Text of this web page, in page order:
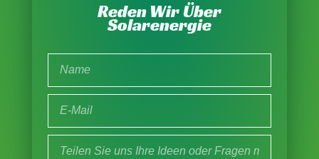
Reden Wir Über
Solarenergie